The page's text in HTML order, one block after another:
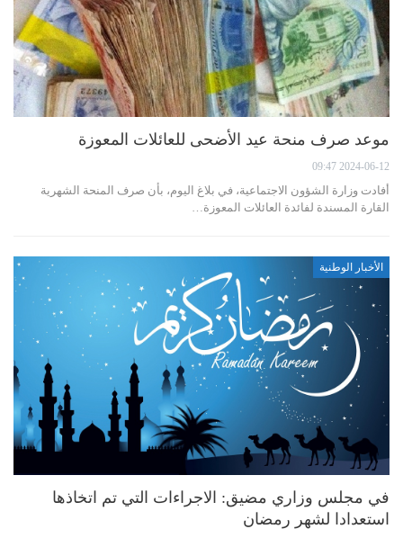
موعد صرف منحة عيد الأضحى للعائلات المعوزة
2024-06-12 09:47
أفادت وزارة الشؤون الاجتماعية، في بلاغ اليوم، بأن صرف المنحة الشهرية
القارة المسندة لفائدة العائلات المعوزة…
الأخبار الوطنية
في مجلس وزاري مضيق: الاجراءات التي تم اتخاذها
استعدادا لشهر رمضان